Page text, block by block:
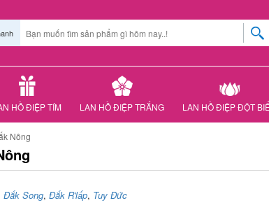
HỒ ĐIỆP TÍM LAN HỒ ĐIỆP TRẮNG LAN HỒ ĐIỆP ĐỘT
Nông
Đắk Song, Đắk R'lấp, Tuy Đức